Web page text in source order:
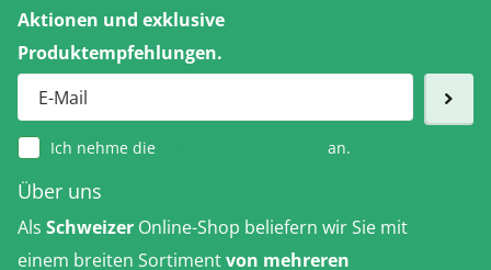
Aktionen und exklusive
Produktempfehlungen.
Ich nehme die an.
Über uns
Als Schweizer Online-Shop beliefern wir Sie mit
einem breiten Sortimentvon mehreren